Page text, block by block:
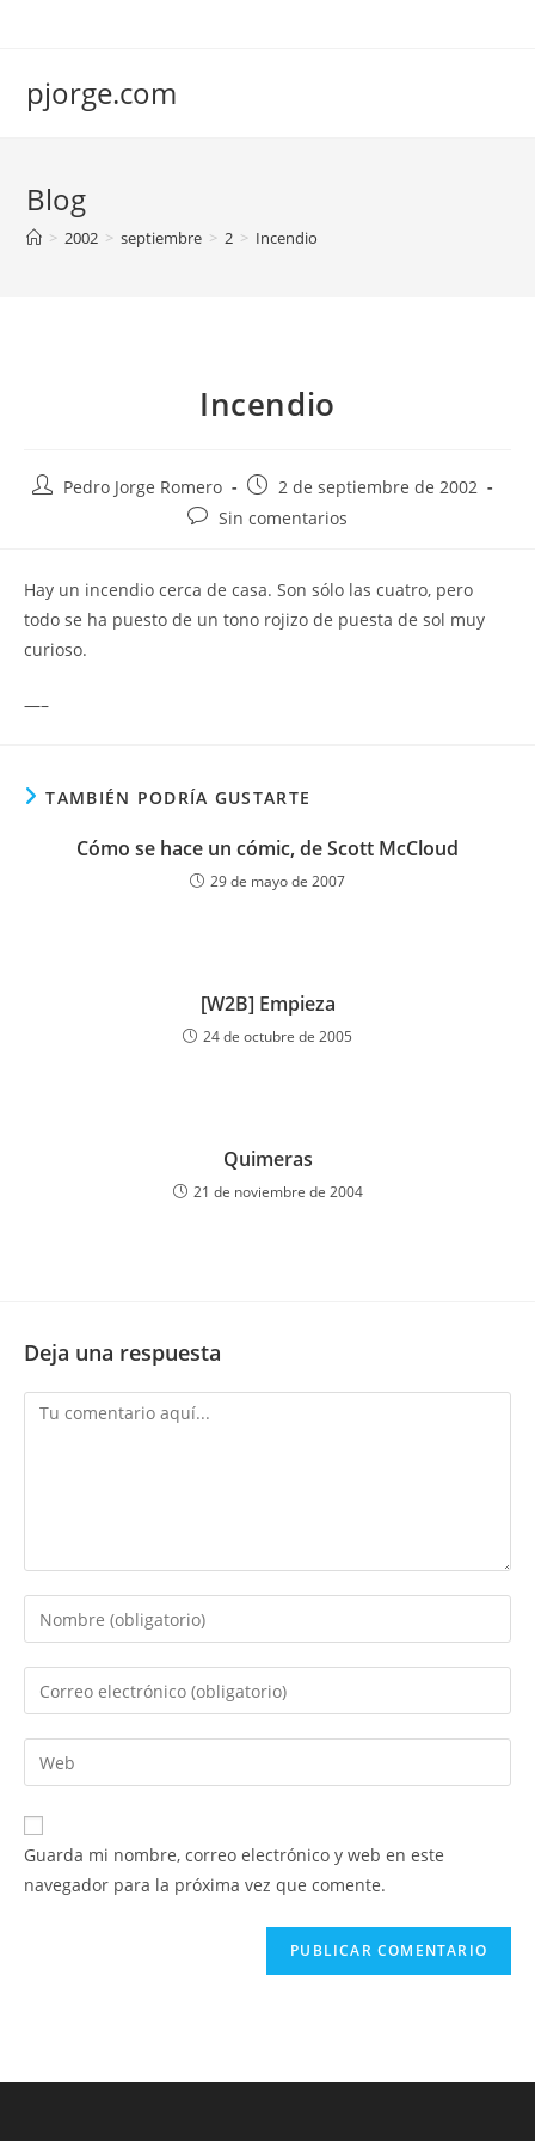
pjorge.com
Blog
> 2002 > septiembre > 2 > Incendio
Incendio
AutorPedro Jorge Romero
Publicación
de
2 de septiembre de 2002
Comentarios
entrada:
Sin comentarios
Hay un incendio cerca de casa. Son sólo las cuatro, pero
todo se ha puesto de un tono rojizo de puesta de sol muy
curioso.
—–
TAMBIÉN PODRÍA GUSTARTE
Cómo se hace un cómic, de Scott McCloud
29 de mayo de 2007
[W2B] Empieza
24 de octubre de 2005
Quimeras
21 de noviembre de 2004
Deja una respuesta
Comentario
Introduce
tu
nombre
de
usuario
para
comentar
Introduce
tu
dirección
de
electrónico
para
comentar
Introduce
la
URL
de
Guarda mi nombre, correo electrónico y web en este
navegador para la próxima vez que comente.